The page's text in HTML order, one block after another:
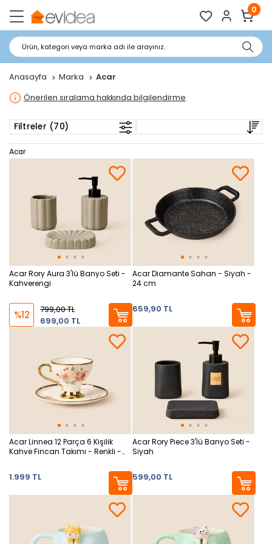
0
Ürün, kategori veya marka adı ile arayınız.
Anasayfa Marka Acar
Önerilen sıralama hakkında bilgilendirme
Filtreler (70)
Acar
Acar Rory Aura 3'lü Banyo Seti -
Kahverengi
%12
799,00 TL
699,00 TL
Acar Diamante Sahan - Siyah -
24 cm
659,90 TL
Acar Linnea 12 Parça 6 Kişilik
Kahve Fincan Takımı - Renkli -
1.999 TL
Acar Rory Piece 3'lü Banyo Seti -
Siyah
599,00 TL